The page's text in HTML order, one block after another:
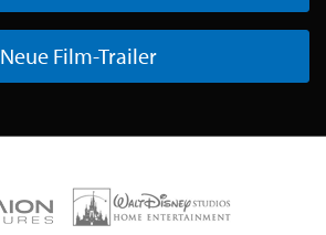
Neue Film-Trailer